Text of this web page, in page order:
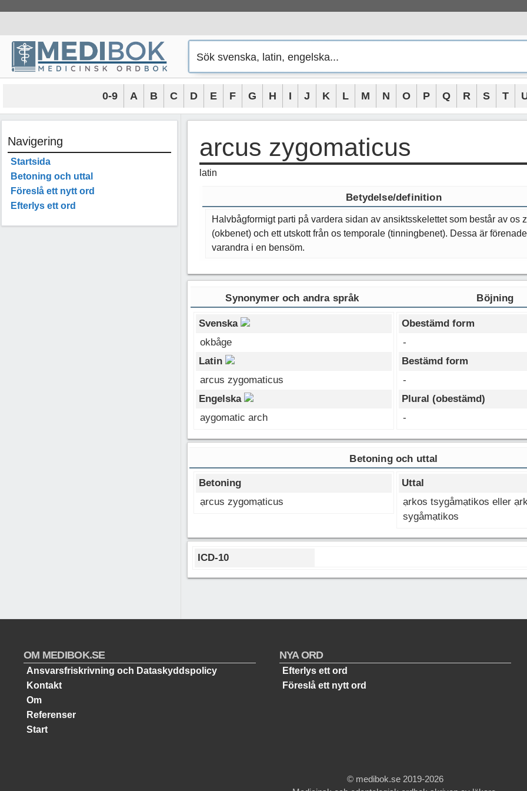
innehåll
0-9 A B C D E F G H I J K L M N O P Q R S T
arcus zygomaticus
latin
Betydelse/definition
Halvbågformigt parti på vardera sidan av ansiktsskelettet som består av os
(okbenet) och ett utskott från os temporale (tinningbenet). Dessa är
varandra i en bensöm.
Synonymer och andra språk Böjning
Svenska
okbåge
Latin
arcus zygomaticus
Engelska
aygomatic arch
Obestämd form
-
Bestämd form
-
Plural (obestämd)
-
Betoning och uttal
Betoning
ạrcus zygomạticus
Uttal
ạrkos tsygåmạtikos eller
sygåmạtikos
ICD-10
Navigering
Startsida
Betoning och uttal
Föreslå ett nytt ord
Efterlys ett ord
OM MEDIBOK.SE
Ansvarsfriskrivning och Dataskyddspolicy
Kontakt
Om
Referenser
Start
NYA ORD
Efterlys ett ord
Föreslå ett nytt ord
© medibok.se 2019-2026